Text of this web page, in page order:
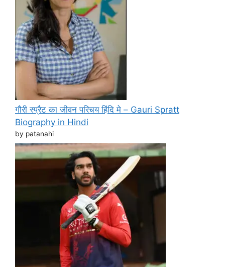
गौरी स्प्रैट का जीवन परिचय हिंदि मे – Gauri Spratt
Biography in Hindi
by patanahi